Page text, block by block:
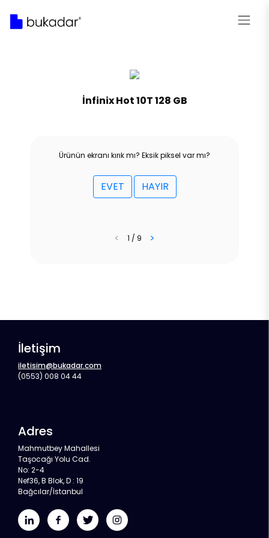
İnfinix Hot 10T 128 GB
Ürünün ekranı kırık mı? Eksik piksel var mı?
EVET HAYIR
< 1 / 9 >
İletişim
iletisim@bukadar.com
(0553) 008 04 44
Adres
Mahmutbey Mahallesi
Taşocağı Yolu Cad.
No: 2-4
Nef36, B Blok, D : 19
Bağcılar/İstanbul